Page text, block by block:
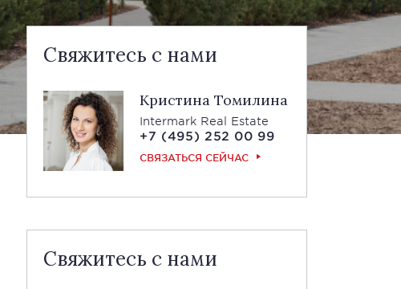
Свяжитесь с нами
Кристина Томилина
Intermark Real Estate
+7 (495) 252 00 99
СВЯЗАТЬСЯ СЕЙЧАС
Свяжитесь с нами